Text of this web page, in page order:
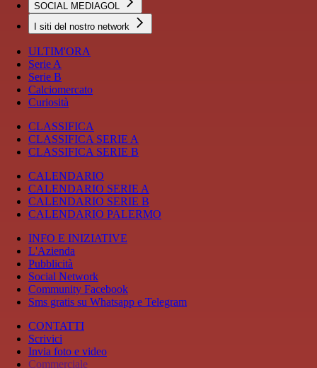
SOCIAL MEDIAGOL
I siti del nostro network
ULTIM'ORA
Serie A
Serie B
Calciomercato
Curiosità
CLASSIFICA
CLASSIFICA SERIE A
CLASSIFICA SERIE B
CALENDARIO
CALENDARIO SERIE A
CALENDARIO SERIE B
CALENDARIO PALERMO
INFO E INIZIATIVE
L'Azienda
Pubblicità
Social Network
Community Facebook
Sms gratis su Whatsapp e Telegram
CONTATTI
Scrivici
Invia foto e video
Commerciale